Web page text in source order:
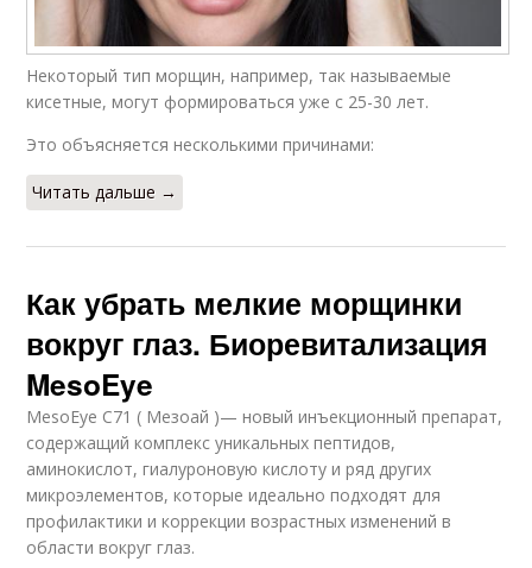
Некоторый тип морщин, например, так называемые
кисетные, могут формироваться уже с 25-30 лет.
Это объясняется несколькими причинами:
Читать дальше →
Как убрать мелкие морщинки
вокруг глаз. Биоревитализация
MesoEye
MesoEye C71 ( Мезоай )— новый инъекционный препарат,
содержащий комплекс уникальных пептидов,
аминокислот, гиалуроновую кислоту и ряд других
микроэлементов, которые идеально подходят для
профилактики и коррекции возрастных изменений в
области вокруг глаз.